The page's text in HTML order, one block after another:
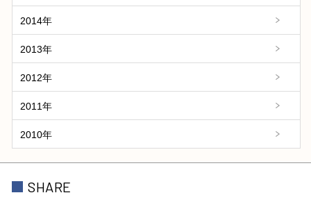
2014年
2013年
2012年
2011年
2010年
SHARE